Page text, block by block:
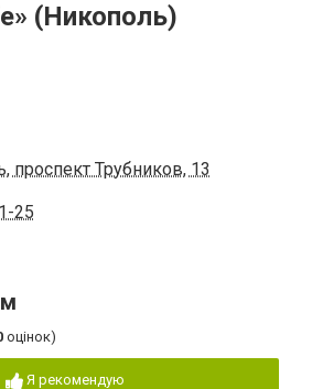
(Никополь)
проспект Трубников, 13
25
оцінок)
Я рекомендую